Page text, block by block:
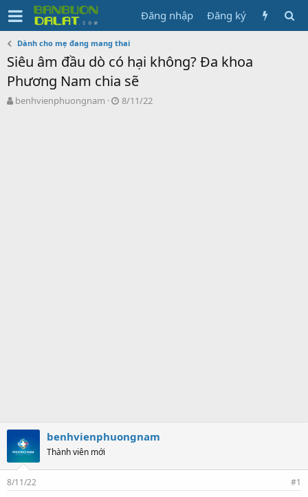
Đăng nhập Đăng ký
Dành cho mẹ đang mang thai
Siêu âm đầu dò có hại không? Đa khoa
Phương Nam chia sẽ
N
benhvienphuongnam
N
8/11/22
benhvienphuongnam
Thành viên mới
8/11/22 #1